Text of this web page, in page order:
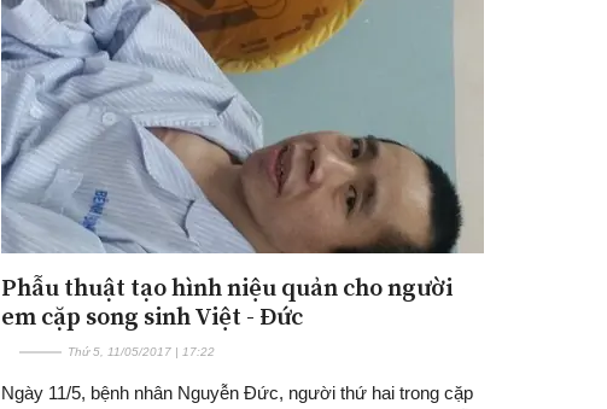
Phẫu thuật tạo hình niệu quản cho người
em cặp song sinh Việt - Đức
Thứ 5, 11/05/2017 | 17:22
Ngày 11/5, bệnh nhân Nguyễn Đức, người thứ hai trong cặp